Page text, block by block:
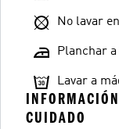
No lavar
Planchar
Lavar a
CUIDADO